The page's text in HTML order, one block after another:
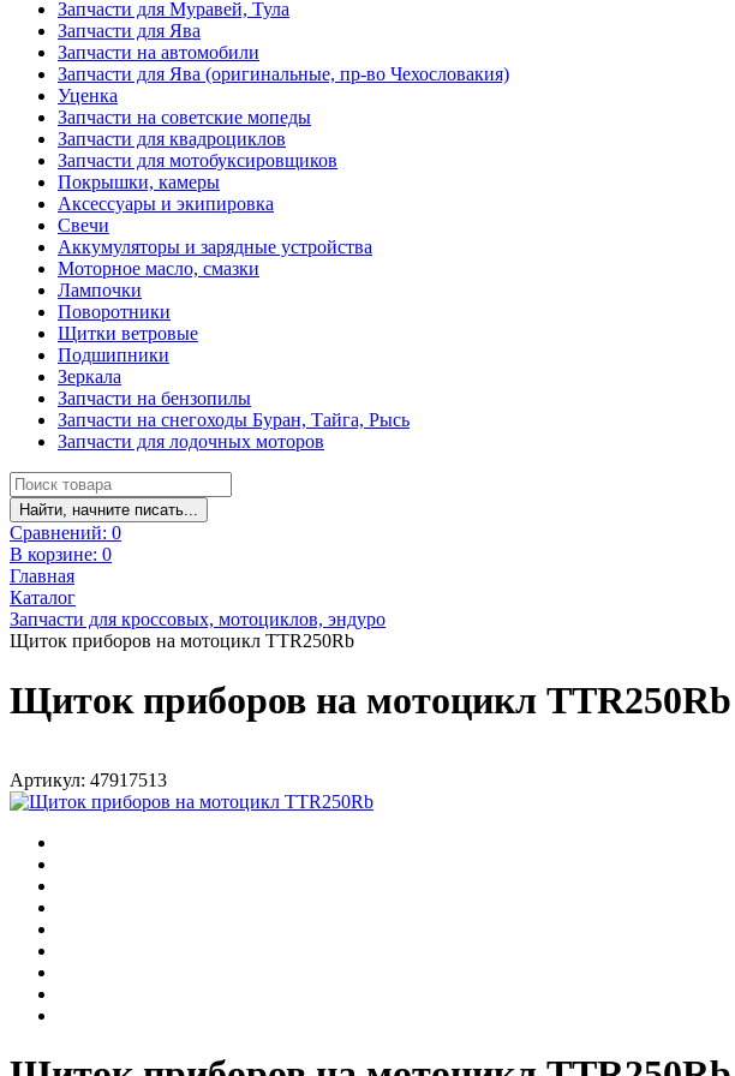
Запчасти для Муравей, Тула
Запчасти для Ява
Запчасти на автомобили
Запчасти для Ява (оригинальные, пр-во Чехословакия)
Уценка
Запчасти на советские мопеды
Запчасти для квадроциклов
Запчасти для мотобуксировщиков
Покрышки, камеры
Аксессуары и экипировка
Свечи
Аккумуляторы и зарядные устройства
Моторное масло, смазки
Лампочки
Поворотники
Щитки ветровые
Подшипники
Зеркала
Запчасти на бензопилы
Запчасти на снегоходы Буран, Тайга, Рысь
Запчасти для лодочных моторов
Найти, начните писать...
Сравнений: 0
В корзине: 0
Главная
Каталог
Запчасти для кроссовых, мотоциклов, эндуро
Щиток приборов на мотоцикл TTR250Rb
Щиток приборов на мотоцикл TTR250Rb
Артикул: 47917513